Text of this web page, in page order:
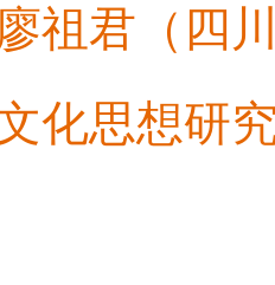
祖君（四
化思想研